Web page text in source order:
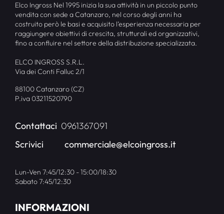
Elco Ingross Nel 1995 inizia la sua attività in un piccolo punto
vendita con sede a Catanzaro, nel corso degli anni ha
costruito però le basi e acquisito l’esperienza necessaria per
raggiungere obiettivi di crescita, strutturali ed organizzativi,
fino a confluire nel settore della distribuzione specializzata.
ELCO INGROSS S.R.L.
Via dei Conti Falluc 2/1
88100 Catanzaro (CZ)
P.iva 03211520790
Contattaci 0961367091
Scrivici
commerciale@elcoingross.it
Lun-Ven 7:45/12:30 - 15:00/18:30
Sabato 7:45/12:30
INFORMAZIONI